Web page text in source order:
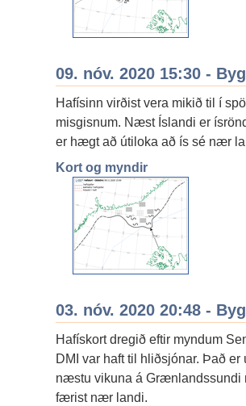
09. nóv. 2020 15:30 -
Hafísinn virðist vera mikið til í
misgisnum. Næst Íslandi er
er hægt að útiloka að ís sé nær
Kort og myndir
03. nóv. 2020 20:48 -
Hafískort dregið eftir myndum
DMI var haft til hliðsjónar. Það
næstu vikuna á Grænlandssundi
færist nær landi.